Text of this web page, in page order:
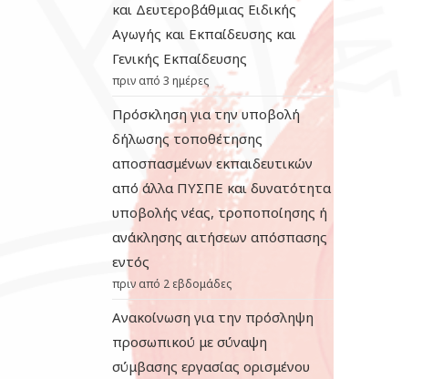
και Δευτεροβάθμιας Ειδικής
Αγωγής και Εκπαίδευσης και
Γενικής Εκπαίδευσης
πριν από 3 ημέρες
Πρόσκληση για την υποβολή
δήλωσης τοποθέτησης
αποσπασμένων εκπαιδευτικών
από άλλα ΠΥΣΠΕ και δυνατότητα
υποβολής νέας, τροποποίησης ή
ανάκλησης αιτήσεων απόσπασης
εντός
πριν από 2 εβδομάδες
Ανακοίνωση για την πρόσληψη
προσωπικού με σύναψη
σύμβασης εργασίας ορισμένου